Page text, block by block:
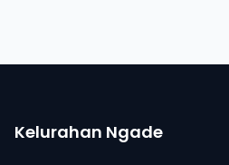
Kelurahan Ngade